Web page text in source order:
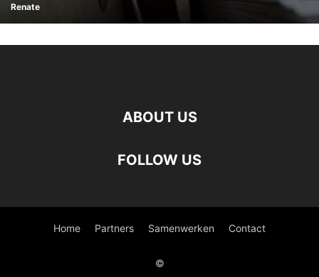
Renate
ABOUT US
FOLLOW US
Home Partners Samenwerken Contact
©